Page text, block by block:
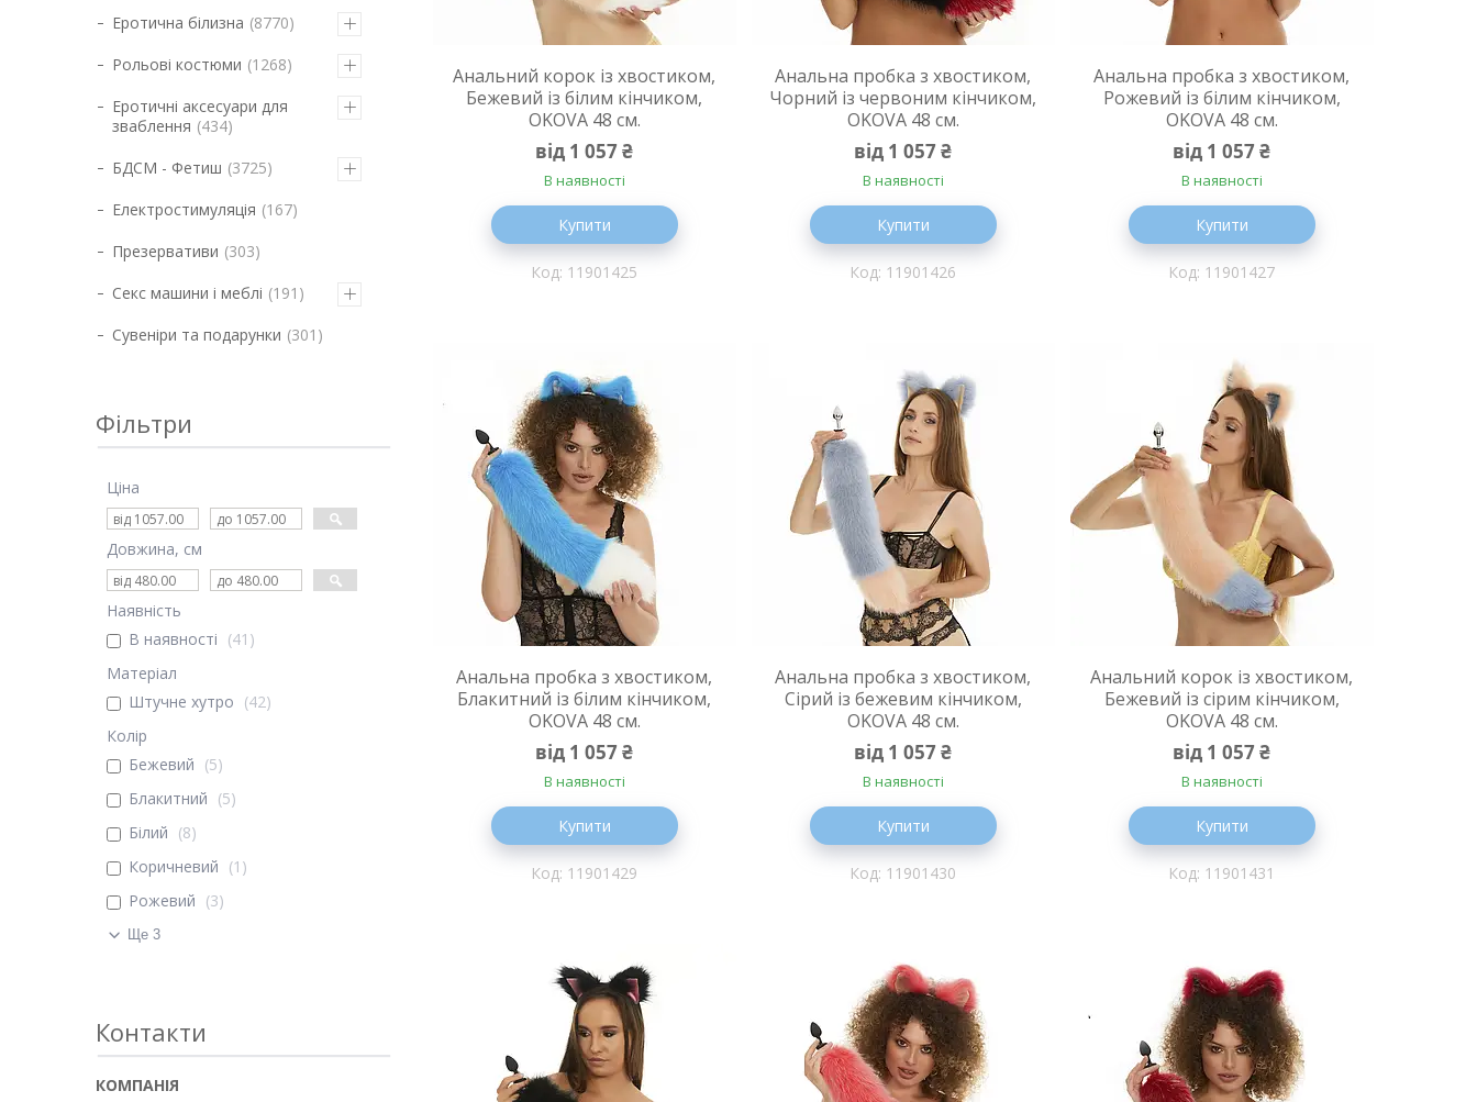
Анальний корок із хвостиком,
Бежевий із білим кінчиком,
OKOVA 48 см.
від 1 057 ₴
В наявності
Купити
11901425
Анальна пробка з хвостиком,
Чорний із червоним кінчиком,
OKOVA 48 см.
від 1 057 ₴
В наявності
Купити
11901426
Анальна пробка з хвостиком,
Рожевий із білим кінчиком,
OKOVA 48 см.
від 1 057 ₴
В наявності
Купити
11901427
Анальна пробка з хвостиком,
Блакитний із білим кінчиком,
OKOVA 48 см.
від 1 057 ₴
В наявності
Купити
11901429
Анальна пробка з хвостиком,
Сірий із бежевим кінчиком,
OKOVA 48 см.
від 1 057 ₴
В наявності
Купити
11901430
Анальний корок із хвостиком,
Бежевий із сірим кінчиком,
OKOVA 48 см.
від 1 057 ₴
В наявності
Купити
11901431
Еротична білизна 8770
Рольові костюми 1268
Еротичні аксесуари для
зваблення 434
БДСМ - Фетиш 3725
Електростимуляція 167
Презервативи 303
Секс машини і меблі 191
Сувеніри та подарунки 301
Фільтри
Ціна
Довжина, см
Наявність
В наявності
41
Матеріал
Штучне хутро
42
Колір
Бежевий
5
Блакитний
5
Білий
8
Коричневий
1
Рожевий
3
Ще 3
Контакти